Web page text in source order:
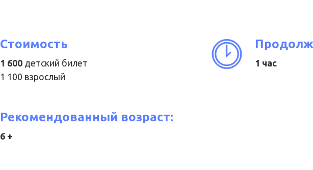
Стоимость
1 600 детский билет
1 100 взрослый
1 час
Рекомендованный возраст:
6 +